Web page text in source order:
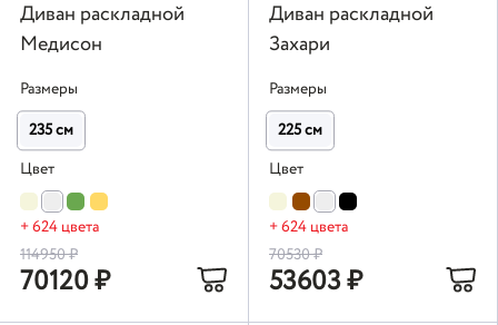
Диван раскладной
Медисон
Размеры
235 см
Цвет
+ 624 цвета
114950₽
70120₽
Диван раскладной
Захари
Размеры
225 см
Цвет
+ 624 цвета
70530₽
53603₽